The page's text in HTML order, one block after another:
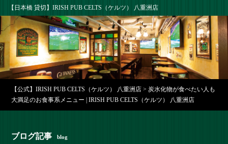
【日本橋 貸切】IRISH PUB CELTS（ケルツ） 八重洲店
【公式】IRISH PUB CELTS（ケルツ） 八重洲店 >炭水化物が食べたい人も
大満足のお食事系メニュー | IRISH PUB CELTS（ケルツ） 八重洲店
ブログ記事 blog